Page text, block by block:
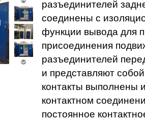
разъединителей
соединены с
функции вывода для
присоединения
разъединителей
и представляют
контакты выполнены
контактном
постоянное